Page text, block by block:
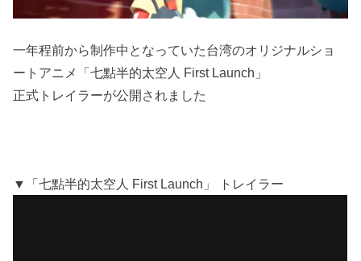
一年程前から制作中となっていた台湾のオリジナルショ
ートアニメ「七點半的太空人 First Launch」
正式トレイラーが公開されました
▼「七點半的太空人 First Launch」 トレイラー